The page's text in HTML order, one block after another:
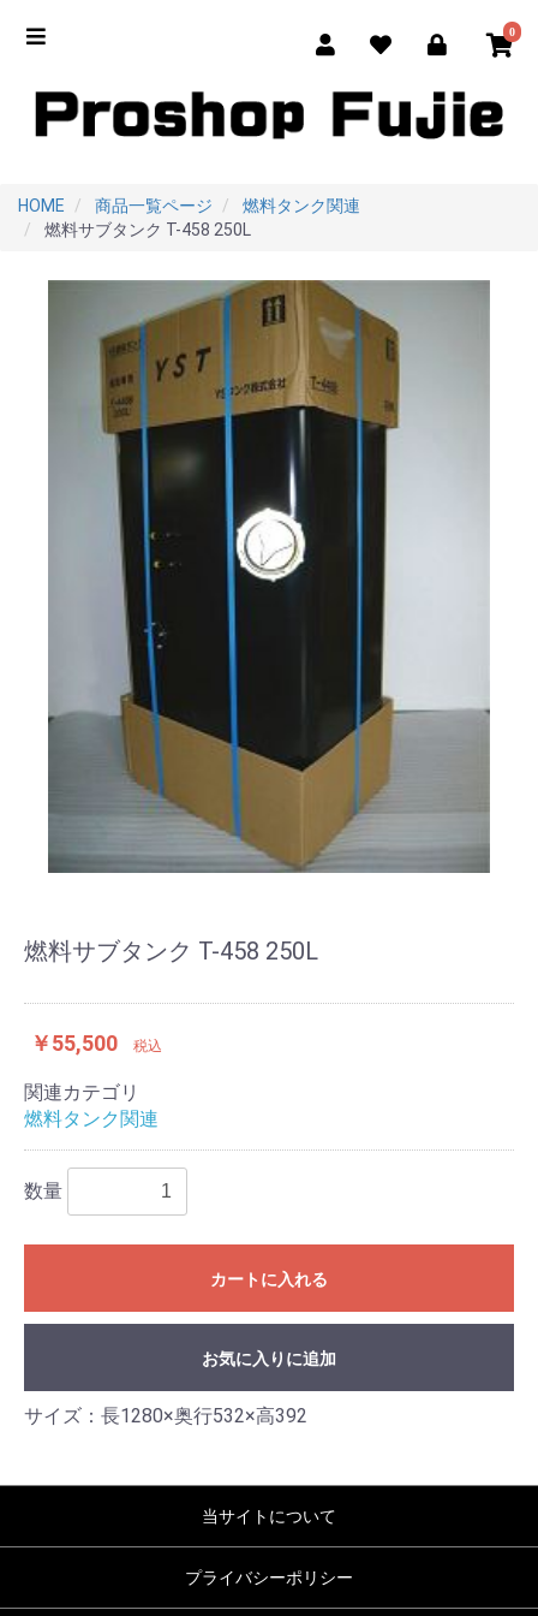
0
HOME 商品一覧ページ
燃料タンク関連
燃料サブタンク T-458 250L
燃料サブタンク T-458 250L
￥55,500 税込
関連カテゴリ
燃料タンク関連
数量
カートに入れる
お気に入りに追加
サイズ：長1280×奥行532×高392
当サイトについて
プライバシーポリシー